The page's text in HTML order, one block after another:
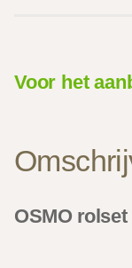
Voor het
OSMO rolset